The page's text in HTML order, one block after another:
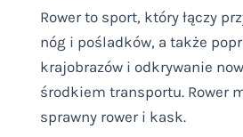
Rower to sport, który łączy
nóg i pośladków, a także
krajobrazów i odkrywanie
środkiem transportu. Rower
sprawny rower i kask.